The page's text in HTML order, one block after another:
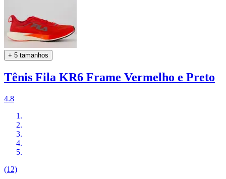
+ 5 tamanhos
Tênis Fila KR6 Frame Vermelho e Preto
4.8
(12)